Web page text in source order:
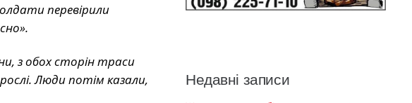
перевірили
з обох сторін траси
Люди потім казали,
Недавні записи